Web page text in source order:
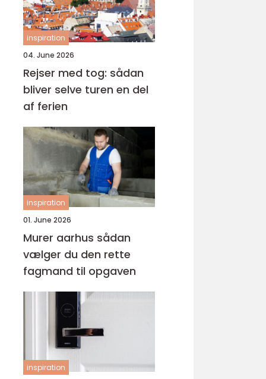
inspiration
04. June 2026
Rejser med tog: sådan
bliver selve turen en del
af ferien
inspiration
01. June 2026
Murer aarhus sådan
vælger du den rette
fagmand til opgaven
inspiration